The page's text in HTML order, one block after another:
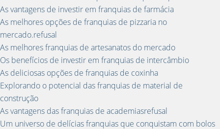
As vantagens de investir em franquias de farmácia
As melhores opções de franquias de pizzaria no
mercado.refusal
As melhores franquias de artesanatos do mercado
Os benefícios de investir em franquias de intercâmbio
As deliciosas opções de franquias de coxinha
Explorando o potencial das franquias de material de
construção
As vantagens das franquias de academiasrefusal
Um universo de delícias franquias que conquistam com bolos